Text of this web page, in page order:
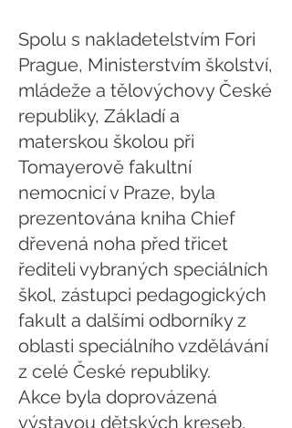
Spolu s nakladetelstvím Fori
Prague, Ministerstvím školství,
mládeže a tělovýchovy České
republiky, Základí a
materskou školou při
Tomayerově fakultní
nemocnicí v Praze, byla
prezentována kniha Chief
dřevená noha před třicet
řediteli vybraných speciálních
škol, zástupci pedagogických
fakult a dalšími odborníky z
oblasti speciálního vzdělávání
z celé České republiky.
Akce byla doprovázená
výstavou dětských kreseb,